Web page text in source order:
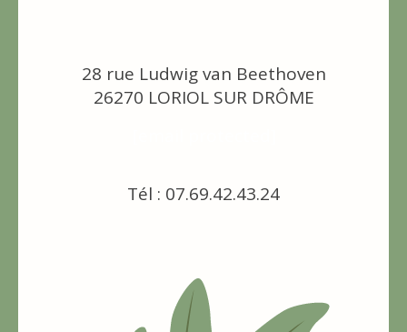
28 rue Ludwig van Beethoven
26270 LORIOL SUR DRÔME
Tél : 07.69.42.43.24